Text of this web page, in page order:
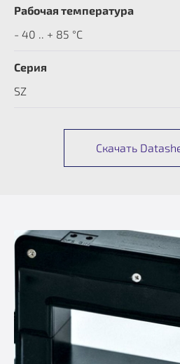
Рабочая температура
- 40 .. + 85 °C
Серия
SZ
Скачать